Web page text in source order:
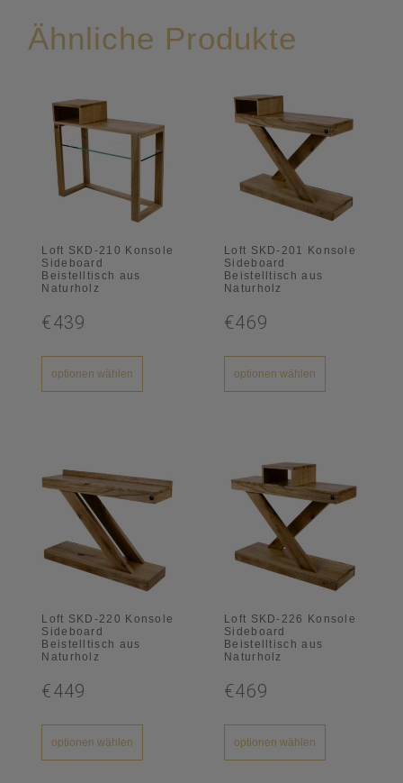
Ähnliche Produkte
Loft SKD-210 Konsole
Sideboard
Beistelltisch aus
Naturholz
€439
optionen wählen
Loft SKD-201 Konsole
Sideboard
Beistelltisch aus
Naturholz
€469
optionen wählen
Loft SKD-220 Konsole
Sideboard
Beistelltisch aus
Naturholz
€449
optionen wählen
Loft SKD-226 Konsole
Sideboard
Beistelltisch aus
Naturholz
€469
optionen wählen